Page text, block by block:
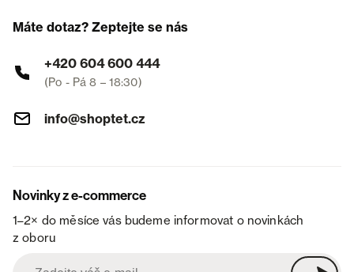
Máte dotaz? Zeptejte se nás
+420 604 600 444
(Po - Pá 8 – 18:30)
info@shoptet.cz
Novinky z e-commerce
1–2× do měsíce vás budeme informovat o novinkách
z oboru